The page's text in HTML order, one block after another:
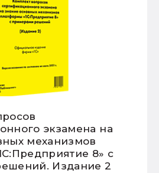
экзамена на
механизмов
8» с
Издание 2